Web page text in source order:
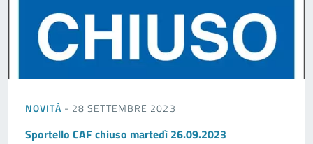
NOVITÀ - 28 SETTEMBRE 2023
Sportello CAF chiuso martedì 26.09.2023